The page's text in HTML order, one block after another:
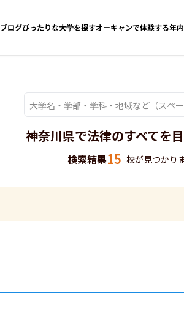
ブログぴったりな大学を探すオーキャンで体験する年
神奈川県で法律のすべてを
検索結果15 校が見つかり